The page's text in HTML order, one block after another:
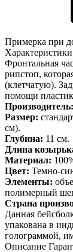
Примерка при
Характеристики
Фронтальная
рипстоп,
(клетчатую).
помощи
Производитель:
Размер:
см).
Глубина: 11 см.
Длина
Материал:
Цвет: Темно-
Элементы:
полимерный
Страна
Данная
упакована в
голограммой,
Описание